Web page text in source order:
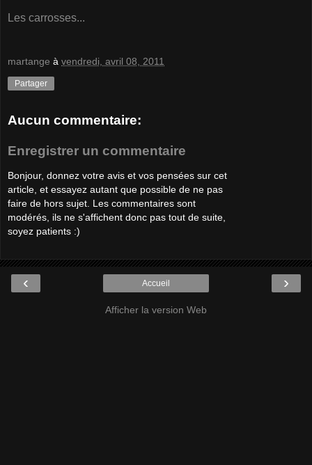
Les carrosses...
martange à vendredi, avril 08, 2011
Partager
Aucun commentaire:
Enregistrer un commentaire
Bonjour, donnez votre avis et vos pensées sur cet
article, et essayez autant que possible de ne pas
faire de hors sujet. Les commentaires sont
modérés, ils ne s'affichent donc pas tout de suite,
soyez patients :)
‹ ›
Accueil
Afficher la version Web